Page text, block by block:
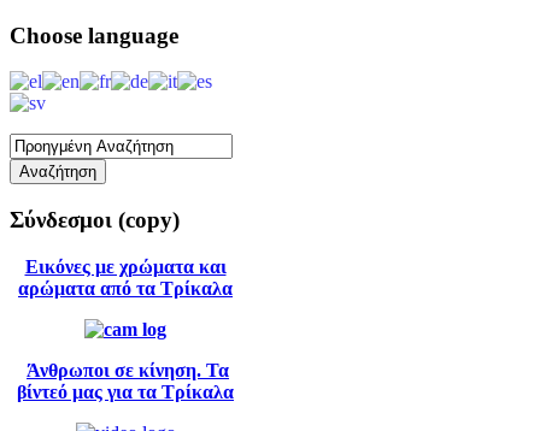
Choose language
Σύνδεσμοι (copy)
Εικόνες με χρώματα και
αρώματα από τα Τρίκαλα
Άνθρωποι σε κίνηση. Τα
βίντεό μας για τα Τρίκαλα